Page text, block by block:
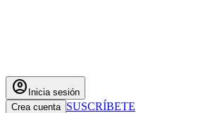
account_circle Inicia sesión
Crea cuenta SUSCRÍBETE